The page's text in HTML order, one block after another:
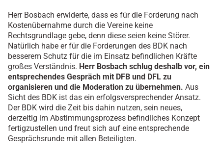
Herr Bosbach erwiderte, dass es für die Forderung nach
Kostenübernahme durch die Vereine keine
Rechtsgrundlage gebe, denn diese seien keine Störer.
Natürlich habe er für die Forderungen des BDK nach
besserem Schutz für die im Einsatz befindlichen Kräfte
großes Verständnis. Herr Bosbach schlug deshalb vor, ein
entsprechendes Gespräch mit DFB und DFL zu
organisieren und die Moderation zu übernehmen. Aus
Sicht des BDK ist das ein erfolgsversprechender Ansatz.
Der BDK wird die Zeit bis dahin nutzen, sein neues,
derzeitig im Abstimmungsprozess befindliches Konzept
fertigzustellen und freut sich auf eine entsprechende
Gesprächsrunde mit allen Beteiligten.